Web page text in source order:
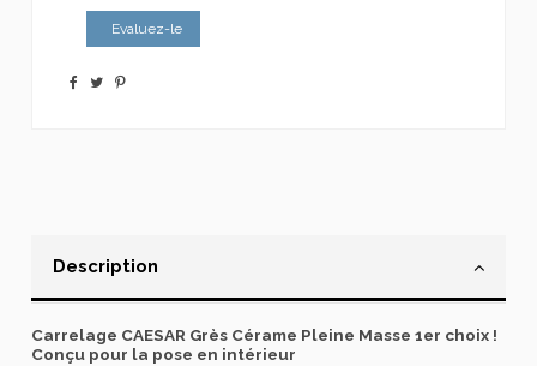
Evaluez-le
Description
Carrelage CAESAR Grès Cérame Pleine Masse 1er choix !
Conçu pour la pose en intérieur